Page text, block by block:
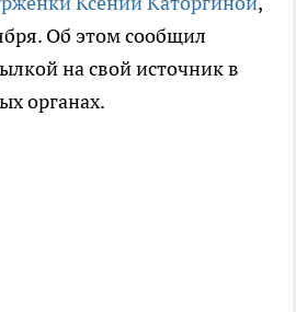
Об этом сообщил
на свой источник в
органах.